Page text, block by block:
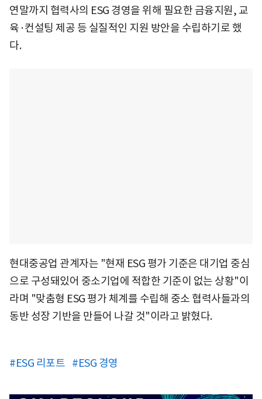
연말까지 협력사의 ESG 경영을 위해 필요한 금융지원, 교
육·컨설팅 제공 등 실질적인 지원 방안을 수립하기로 했
다.
현대중공업 관계자는 "현재 ESG 평가 기준은 대기업 중심
으로 구성돼있어 중소기업에 적합한 기준이 없는 상황"이
라며 "맞춤형 ESG 평가 체계를 수립해 중소 협력사들과의
동반 성장 기반을 만들어 나갈 것"이라고 밝혔다.
#ESG 리포트 #ESG 경영